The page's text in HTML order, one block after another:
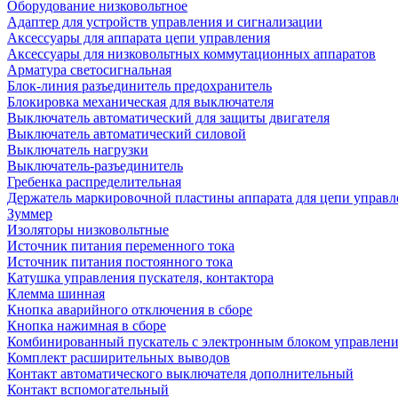
Оборудование низковольтное
Адаптер для устройств управления и сигнализации
Аксессуары для аппарата цепи управления
Аксессуары для низковольтных коммутационных аппаратов
Арматура светосигнальная
Блок-линия разъединитель предохранитель
Блокировка механическая для выключателя
Выключатель автоматический для защиты двигателя
Выключатель автоматический силовой
Выключатель нагрузки
Выключатель-разъединитель
Гребенка распределительная
Держатель маркировочной пластины аппарата для цепи
Зуммер
Изоляторы низковольтные
Источник питания переменного тока
Источник питания постоянного тока
Катушка управления пускателя, контактора
Клемма шинная
Кнопка аварийного отключения в сборе
Кнопка нажимная в сборе
Комбинированный пускатель с электронным блоком
Комплект расширительных выводов
Контакт автоматического выключателя дополнительный
Контакт вспомогательный